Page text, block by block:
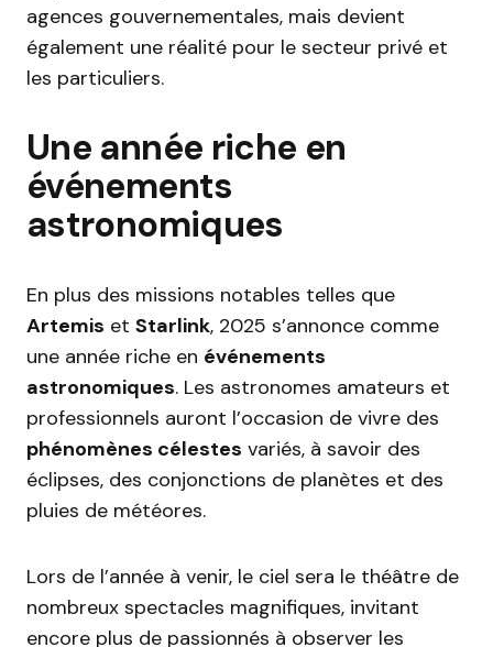
agences gouvernementales, mais devient
également une réalité pour le secteur privé et
les particuliers.
Une année riche en
événements
astronomiques
En plus des missions notables telles que
Artemis et Starlink, 2025 s’annonce comme
une année riche en événements
astronomiques. Les astronomes amateurs et
professionnels auront l’occasion de vivre des
phénomènes célestes variés, à savoir des
éclipses, des conjonctions de planètes et des
pluies de météores.
Lors de l’année à venir, le ciel sera le théâtre de
nombreux spectacles magnifiques, invitant
encore plus de passionnés à observer les